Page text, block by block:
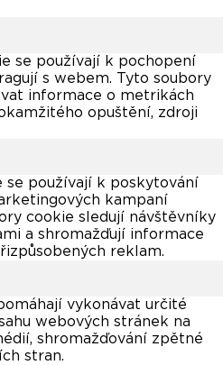
se používají k pochopení
s webem. Tyto soubory
informace o metrikách
opuštění, zdroji
se používají k poskytování
kampaní
cookie sledují návštěvníky
a shromažďují informace
reklam.
vykonávat určité
webových stránek na
shromažďování zpětné
stran.